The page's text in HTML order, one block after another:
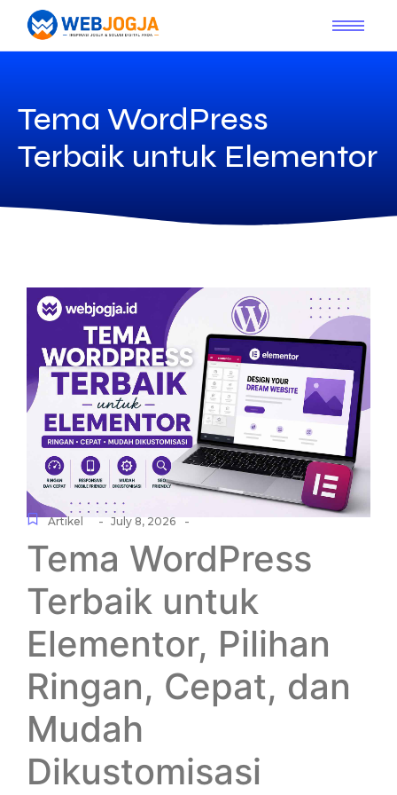
Tema WordPress
Terbaik untuk Elementor
Artikel - July 8, 2026 -
Tema WordPress
Terbaik untuk
Elementor, Pilihan
Ringan, Cepat, dan
Mudah
Dikustomisasi